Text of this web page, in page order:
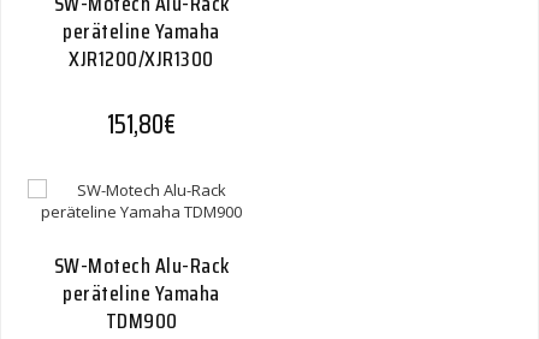
peräteline Yamaha
XJR1200/XJR1300
151,80€
SW-Motech Alu-Rack
peräteline Yamaha
TDM900